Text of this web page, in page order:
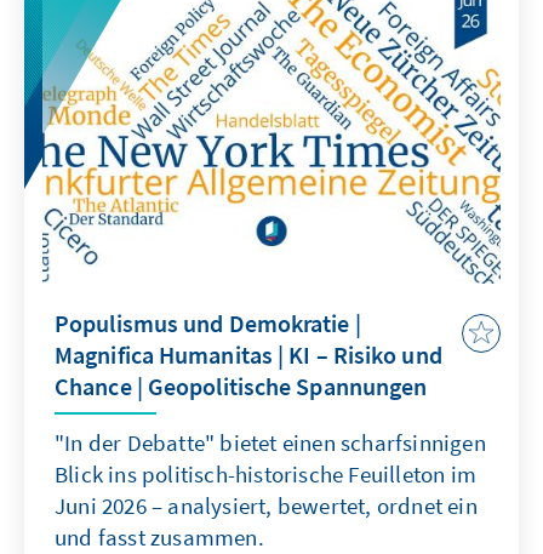
Populismus und Demokratie |
Magnifica Humanitas | KI – Risiko und
Chance | Geopolitische Spannungen
"In der Debatte" bietet einen scharfsinnigen
Blick ins politisch-historische Feuilleton im
Juni 2026 – analysiert, bewertet, ordnet ein
und fasst zusammen.